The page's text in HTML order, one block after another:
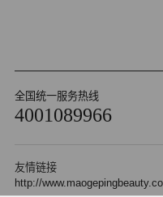
全国统一服务热线
4001089966
友情链接
http://